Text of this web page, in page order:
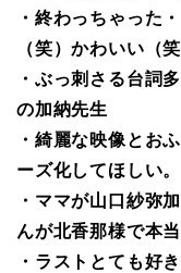
・終わっちゃった
（笑）かわいい（笑
・ぶっ刺さる台詞
の加納先生
・綺麗な映像とお
ーズ化してほしい。
・ママが山口紗弥
んが北香那様で本
・ラストとても好